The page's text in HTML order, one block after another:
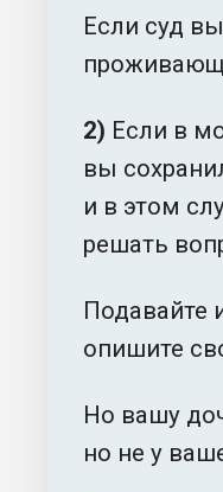
Если суд
2) Если в
вы
и в этом
решать
Подавайте
опишите
Но вашу
но не у